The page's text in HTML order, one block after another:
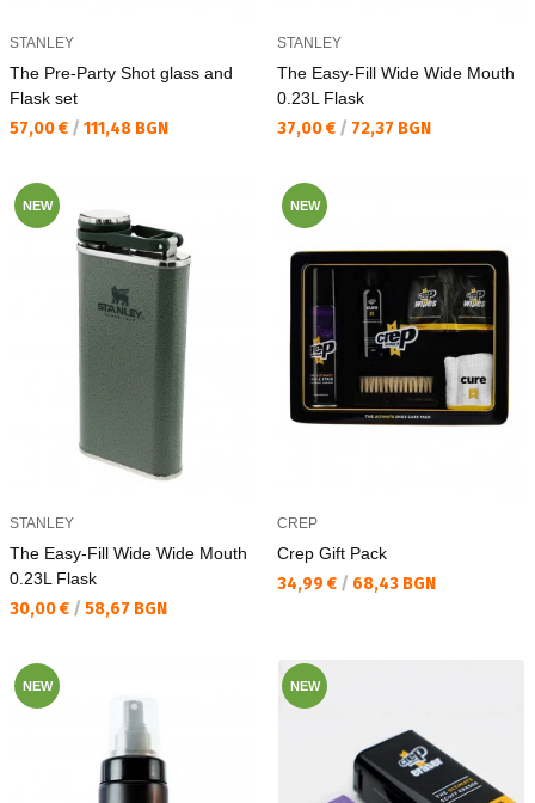
STANLEY
The Pre-Party Shot glass and
Flask set
Текуща цена:
57,00 € / 111,48 BGN
STANLEY
The Easy-Fill Wide Wide Mouth
0.23L Flask
Текуща цена:
37,00 € / 72,37 BGN
NEW
STANLEY
The Easy-Fill Wide Wide Mouth
0.23L Flask
Текуща цена:
30,00 € / 58,67 BGN
NEW
CREP
Crep Gift Pack
Текуща цена:
34,99 € / 68,43 BGN
NEW NEW